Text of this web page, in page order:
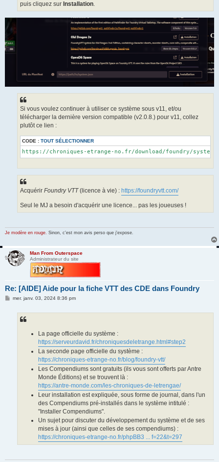
puis cliquez sur Installation.
Si vous voulez continuer à utiliser ce système sous v11, et/ou
télécharger la dernière version compatible (v2.0.8.) pour v11, collez
plutôt ce lien :
CODE : TOUT SÉLECTIONNER
https://chroniques-etrange-no.fr/download/foundry/system-
Acquérir Foundry VTT(licence à vie) : https://foundryvtt.com/
Seul le MJ a besoin d'acquérir une licence... pas les joueuses !
Je modère en rouge. Sinon, c'est mon avis perso que j'expose.
Man From Outerspace
Administrateur du site
Re: [AIDE] Aide pour la fiche VTT des CDE dans Foundry
Mmer. janv. 03, 2024 8:36 pm
La page officielle du système :
https://serveurdavid.fr/chroniquesdeletrange.html#step2
La seconde page officielle du système :
https://chroniques-etrange-no.fr/blog/foundry-vtt/
Les Compendiums sont gratuits (ils vous sont offerts par Antre
Monde Éditions) et se trouvent là :
https://antre-monde.com/les-chroniques-de-letrengae/
Leur installation est expliquée, sous forme de journal, dans l'un
des Compendiums pré-installés dans le système intitulé :
"Installer Compendiums".
Un sujet pour discuter du développement du système et de ses
mises à jour (ainsi que celles de ses compendiums) :
https://chroniques-etrange-no.fr/phpBB3 ... f=22&t=297